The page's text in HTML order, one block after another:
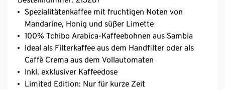
Spezialitätenkaffee mit fruchtigen Noten von
Mandarine, Honig und süßer Limette
100% Tchibo Arabica-Kaffeebohnen aus Sambia
Ideal als Filterkaffee aus dem Handfilter oder als
Caffè Crema aus dem Vollautomaten
Inkl. exklusiver Kaffeedose
Limited Edition: Nur für kurze Zeit